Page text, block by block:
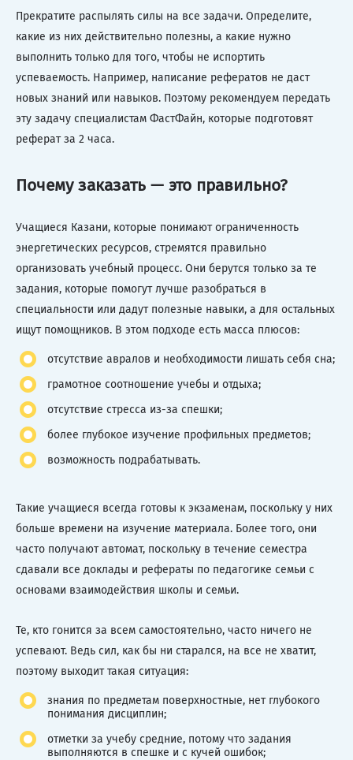
Прекратите распылять силы на все задачи. Определите,
какие из них действительно полезны, а какие нужно
выполнить только для того, чтобы не испортить
успеваемость. Например, написание рефератов не даст
новых знаний или навыков. Поэтому рекомендуем передать
эту задачу специалистам ФастФайн, которые подготовят
реферат за 2 часа.
Почему заказать — это правильно?
Учащиеся Казани, которые понимают ограниченность
энергетических ресурсов, стремятся правильно
организовать учебный процесс. Они берутся только за те
задания, которые помогут лучше разобраться в
специальности или дадут полезные навыки, а для остальных
ищут помощников. В этом подходе есть масса плюсов:
отсутствие авралов и необходимости лишать себя сна;
грамотное соотношение учебы и отдыха;
отсутствие стресса из-за спешки;
более глубокое изучение профильных предметов;
возможность подрабатывать.
Такие учащиеся всегда готовы к экзаменам, поскольку у них
больше времени на изучение материала. Более того, они
часто получают автомат, поскольку в течение семестра
сдавали все доклады и рефераты по педагогике семьи с
основами взаимодействия школы и семьи.
Те, кто гонится за всем самостоятельно, часто ничего не
успевают. Ведь сил, как бы ни старался, на все не хватит,
поэтому выходит такая ситуация:
знания по предметам поверхностные, нет глубокого
понимания дисциплин;
отметки за учебу средние, потому что задания
выполняются в спешке и с кучей ошибок;